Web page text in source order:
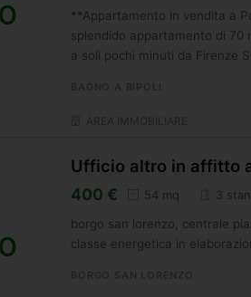
**Appartamento in vendita a
splendido appartamento di 70
a soli pochi minuti da Firenze
Ufficio altro in affitto
400 € 54 mq 3
borgo san lorenzo, centrale
classe energetica in